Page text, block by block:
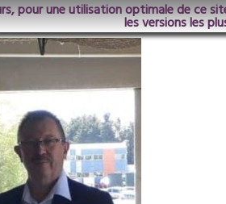
pour une utilisation optimale de ce
les versions les